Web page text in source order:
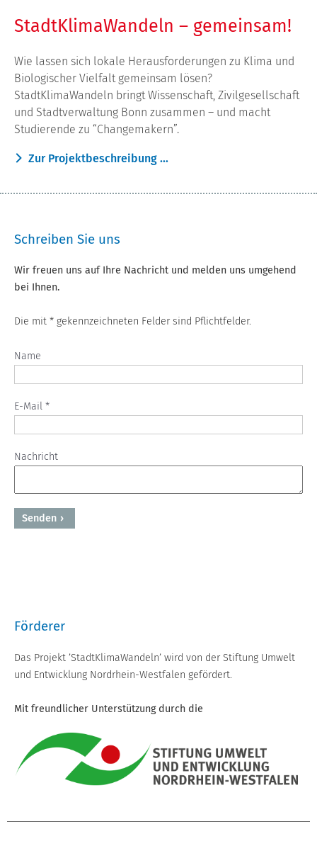
StadtKlimaWandeln – gemeinsam!
Wie lassen sich lokale Herausforderungen zu Klima und
Biologischer Vielfalt gemeinsam lösen?
StadtKlimaWandeln bringt Wissenschaft, Zivilgesellschaft
und Stadtverwaltung Bonn zusammen – und macht
Studierende zu “Changemakern”.
Zur Projektbeschreibung ...
Schreiben Sie uns
Wir freuen uns auf Ihre Nachricht und melden uns umgehend
bei Ihnen.
Die mit * gekennzeichneten Felder sind Pflichtfelder.
Name
E-Mail *
Nachricht
Senden
Förderer
Das Projekt ’StadtKlimaWandeln’ wird von der Stiftung Umwelt
und Entwicklung Nordrhein-Westfalen gefördert.
Mit freundlicher Unterstützung durch die